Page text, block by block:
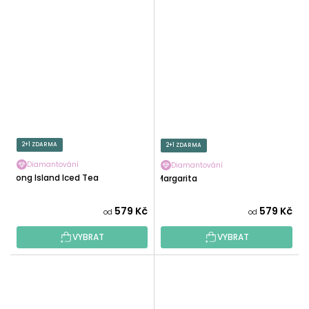
2+1 ZDARMA
Diamantování
Long Island Iced Tea
od 579 Kč
VYBRAT
2+1 ZDARMA
Diamantování
Margarita
od 579 Kč
VYBRAT